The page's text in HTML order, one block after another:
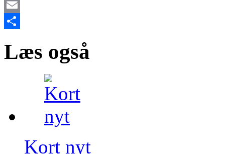
X
Email
Læs også
Kort nyt